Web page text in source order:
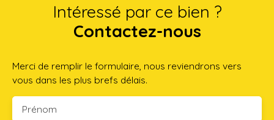
Intéressé par ce bien ?
Contactez-nous
Merci de remplir le formulaire, nous reviendrons vers
vous dans les plus brefs délais.
Prénom